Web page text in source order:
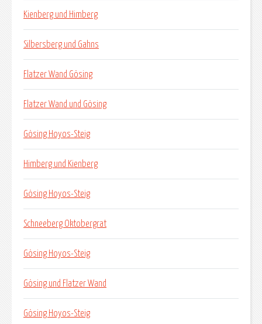
Kienberg und Himberg
Silbersberg und Gahns
Flatzer Wand Gösing
Flatzer Wand und Gösing
Gösing Hoyos-Steig
Himberg und Kienberg
Gösing Hoyos-Steig
Schneeberg Oktobergrat
Gösing Hoyos-Steig
Gösing und Flatzer Wand
Gösing Hoyos-Steig